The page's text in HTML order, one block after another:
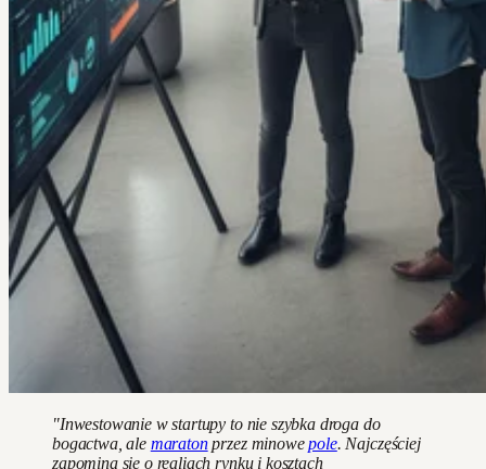
"Inwestowanie w startupy to nie szybka droga do
bogactwa, ale maratonprzez minowepole. Najczęściej
zapomina się o realiach rynku i kosztach